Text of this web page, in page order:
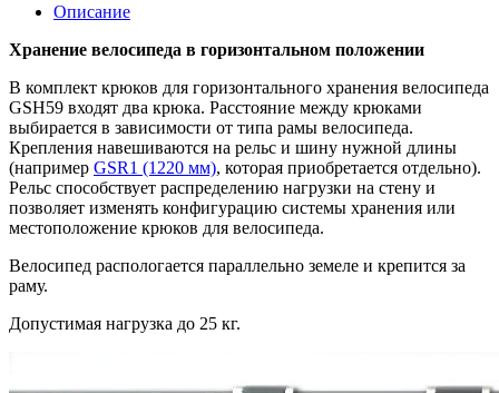
Описание
Хранение велосипеда в горизонтальном положении
В комплект крюков для горизонтального хранения велосипеда
GSH59 входят два крюка. Расстояние между крюками
выбирается в зависимости от типа рамы велосипеда.
Крепления навешиваются на рельс и шину нужной длины
(например GSR1 (1220 мм), которая приобретается отдельно).
Рельс способствует распределению нагрузки на стену и
позволяет изменять конфигурацию системы хранения или
местоположение крюков для велосипеда.
Велосипед распологается параллельно земеле и крепится за
раму.
Допустимая нагрузка до 25 кг.